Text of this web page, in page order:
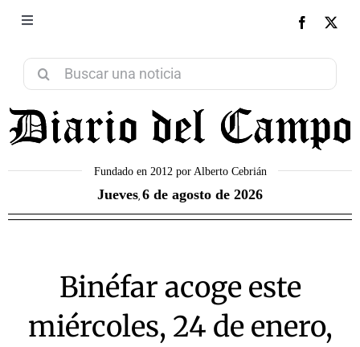
Toggle
Aviso Legal
Política de Privacidad
Buscar:
Fundado en 2012 por Alberto Cebrián
Jueves 6 de agosto de 2026
Binéfar acoge este
miércoles, 24 de enero,
NEXT